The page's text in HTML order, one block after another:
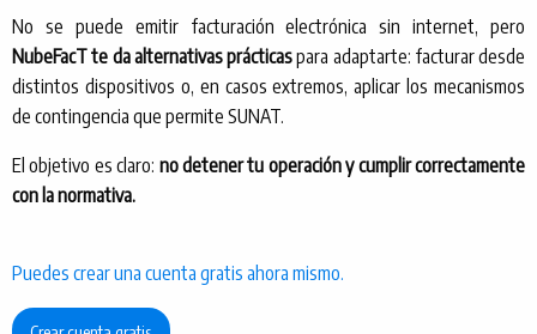
No se puede emitir facturación electrónica sin internet, pero
NubeFacT te da alternativas prácticaspara adaptarte: facturar desde
distintos dispositivos o, en casos extremos, aplicar los mecanismos
de contingencia que permite SUNAT.
El objetivo es claro: no detener tu operación y cumplir correctamente
con la normativa.
Puedes crear una cuenta gratis ahora mismo.